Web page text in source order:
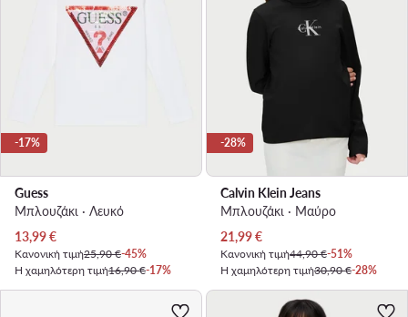
-17%
Guess
Μπλουζάκι · Λευκό
Τρέχουσα τιμή
13,99€
Κανονική τιμή25,90 €-45%
Η χαμηλότερη τιμή16,90 €-17%
-28%
Calvin Klein Jeans
Μπλουζάκι · Μαύρο
Τρέχουσα τιμή
21,99€
Κανονική τιμή44,90 €-51%
Η χαμηλότερη τιμή30,90 €-28%